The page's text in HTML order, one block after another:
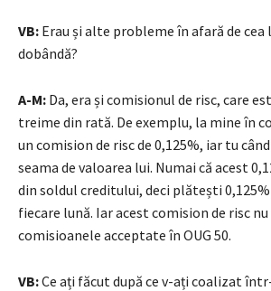
VB: Erau și alte probleme în afară de cea
dobândă?
A-M: Da, era și comisionul de risc, care
treime din rată. De exemplu, la mine în
un comision de risc de 0,125%, iar tu
seama de valoarea lui. Numai că acest
din soldul creditului, deci plătești
fiecare lună. Iar acest comision de risc
comisioanele acceptate în OUG 50.
VB:Ce ați făcut după ce v-ați coalizat